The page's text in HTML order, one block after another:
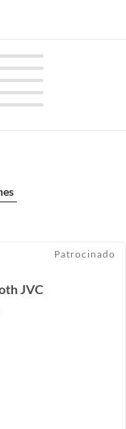
JVC
Patrocinado